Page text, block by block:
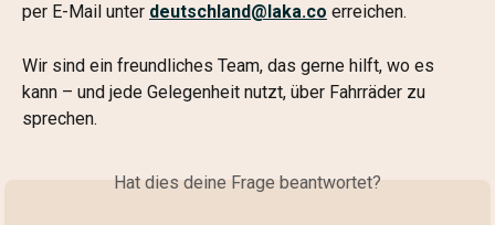
per E-Mail unter deutschland@laka.co erreichen.
Wir sind ein freundliches Team, das gerne hilft, wo es
kann – und jede Gelegenheit nutzt, über Fahrräder zu
sprechen.
Hat dies deine Frage beantwortet?